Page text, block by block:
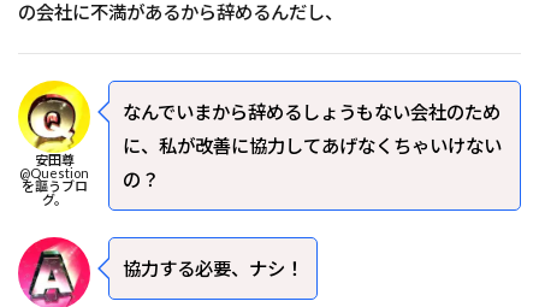
の会社に不満があるから辞めるんだし、
安田尊
@Question
を謳うブロ
グ。
なんでいまから辞めるしょうもない会社のため
に、私が改善に協力してあげなくちゃいけない
の？
協力する必要、ナシ！